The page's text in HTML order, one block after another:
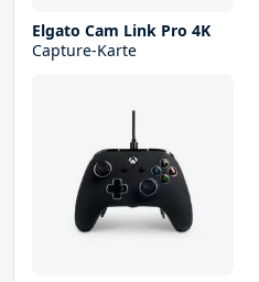
Elgato Cam Link Pro 4K
Capture-Karte